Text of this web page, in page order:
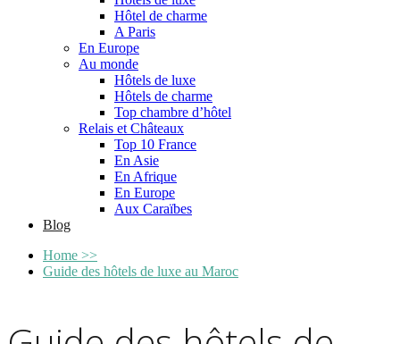
Hôtel de charme
A Paris
En Europe
Au monde
Hôtels de luxe
Hôtels de charme
Top chambre d’hôtel
Relais et Châteaux
Top 10 France
En Asie
En Afrique
En Europe
Aux Caraïbes
Blog
Home >>
Guide des hôtels de luxe au Maroc